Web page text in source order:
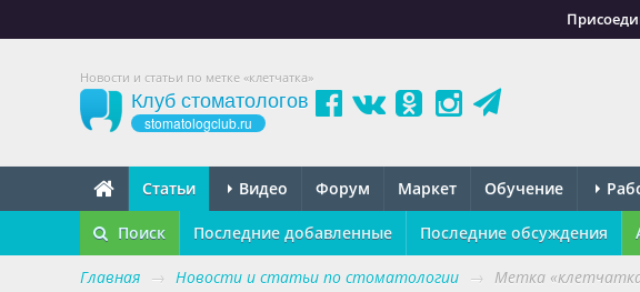
Новости и статьи по метке «клетчатка»
Клуб стоматологов
stomatologclub.ru
Статьи Видео Форум Маркет Обучение
Поиск Последние добавленные Последние обсуждения
Главная → Новости и статьи по стоматологии → Метка